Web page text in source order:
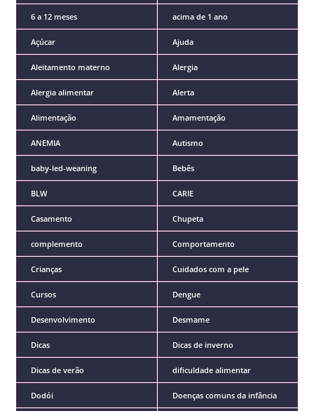
6 a 12 meses acima de 1 ano
Açúcar Ajuda
Aleitamento materno Alergia
Alergia alimentar Alerta
Alimentação Amamentação
ANEMIA Autismo
baby-led-weaning Bebês
BLW CARIE
Casamento Chupeta
complemento Comportamento
Crianças Cuidados com a pele
Cursos Dengue
Desenvolvimento Desmame
Dicas Dicas de inverno
Dicas de verão dificuldade alimentar
Dodói Doenças comuns da infância